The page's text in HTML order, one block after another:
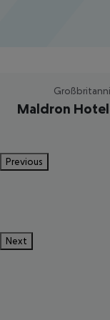
Maldron
Previous
Next